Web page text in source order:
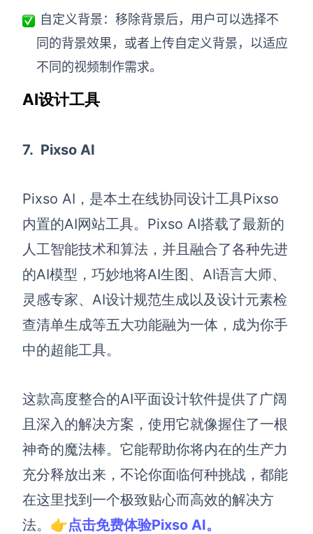
自定义背景：移除背景后，用户可以选择不
同的背景效果，或者上传自定义背景，以适应
不同的视频制作需求。
AI设计工具
7. Pixso AI
Pixso AI，是本土在线协同设计工具Pixso
内置的AI网站工具。Pixso AI搭载了最新的
人工智能技术和算法，并且融合了各种先进
的AI模型，巧妙地将AI生图、AI语言大师、
灵感专家、AI设计规范生成以及设计元素检
查清单生成等五大功能融为一体，成为你手
中的超能工具。
这款高度整合的AI平面设计软件提供了广阔
且深入的解决方案，使用它就像握住了一根
神奇的魔法棒。它能帮助你将内在的生产力
充分释放出来，不论你面临何种挑战，都能
在这里找到一个极致贴心而高效的解决方
法。 👉点击免费体验Pixso AI。